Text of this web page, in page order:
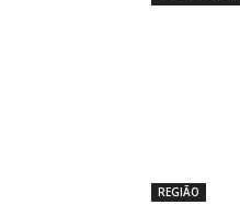
REGIÃO